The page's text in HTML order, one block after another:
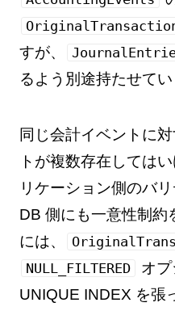
すが、
るよう別途持たせてい
同じ会計イベントに
トが複数存在しては
リケーション側のバ
DB 側にも一意性制約
には、
NULL_FILTERED
オ
UNIQUE INDEX を張